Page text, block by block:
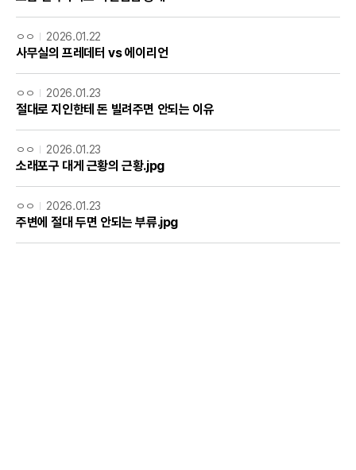
ㅇㅇ 2026.01.22
사무실의 프레데터 vs 에이리언
ㅇㅇ 2026.01.23
절대로 지인한테 돈 빌려주면 안되는 이유
ㅇㅇ 2026.01.23
소래포구 대게 근황의 근황.jpg
ㅇㅇ 2026.01.23
주변에 절대 두면 안되는 부류.jpg